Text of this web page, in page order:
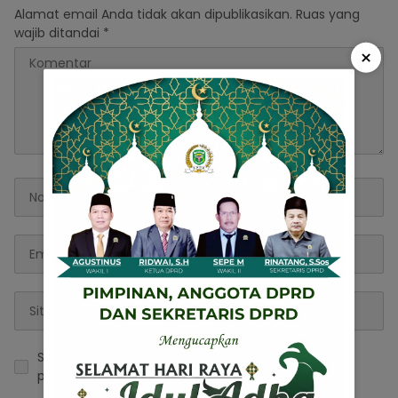
Alamat email Anda tidak akan dipublikasikan. Ruas yang
wajib ditandai *
Simpan nama, email, dan situs web saya pada
peramban ini untuk komentar saya berikutnya.
×